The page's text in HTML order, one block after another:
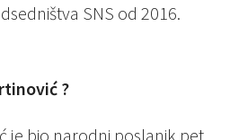
SNS od 2016.
?
je bio narodni poslanik pet